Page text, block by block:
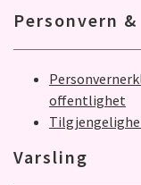
Personvern
offentlighet
Varsling